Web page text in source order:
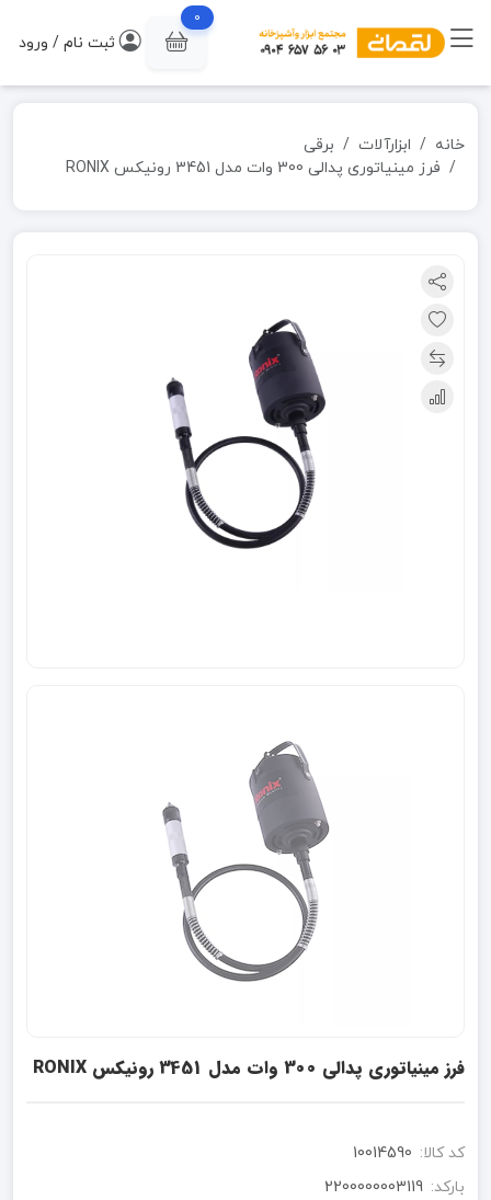
0
ثبت نام / ورود
خانه ابزارآلات
برقی
فرز مینیاتوری پدالی 300 وات مدل 3451 رونیکس RONIX
فرز مینیاتوری پدالی 300 وات مدل 3451 رونیکس RONIX
کد کالا: 10014590
بارکد: 2200000003119